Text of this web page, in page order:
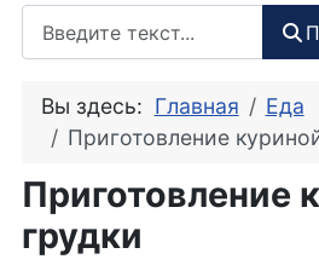
Вы здесь: Главная
Еда
Приготовление
Приготовление
грудки